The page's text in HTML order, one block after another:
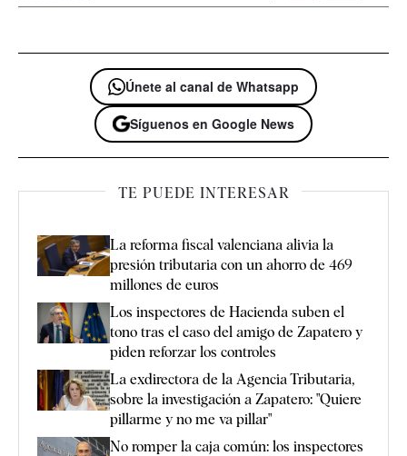
Únete al canal de Whatsapp
Síguenos en Google News
TE PUEDE INTERESAR
La reforma fiscal valenciana alivia la
presión tributaria con un ahorro de 469
millones de euros
Los inspectores de Hacienda suben el
tono tras el caso del amigo de Zapatero y
piden reforzar los controles
La exdirectora de la Agencia Tributaria,
sobre la investigación a Zapatero: "Quiere
pillarme y no me va pillar"
No romper la caja común: los inspectores